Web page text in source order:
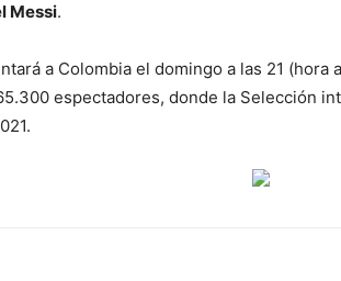
Messi.
a Colombia el domingo a las 21 (hora
espectadores, donde la Selección